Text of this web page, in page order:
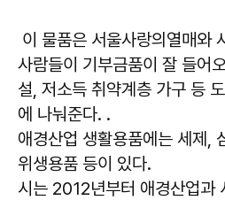
이 물품은 서울사랑의열매와
사람들이 기부금품이 잘 들어
설, 저소득 취약계층 가구 등
에 나눠준다. .
애경산업 생활용품에는 세제,
위생용품 등이 있다.
시는 2012년부터 애경산업과